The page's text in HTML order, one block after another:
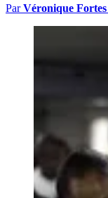
ParVéronique Fortes